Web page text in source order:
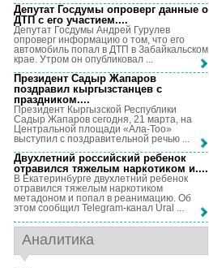
Депутат Госдумы опроверг данные о
ДТП с его участием....
Депутат Госдумы Андрей Гурулев
опроверг информацию о том, что его
автомобиль попал в ДТП в Забайкальском
крае. Утром он опубликовал ...
Президент Садыр Жапаров
поздравил кыргызстанцев с
праздником....
Президент Кыргызской Республики
Садыр Жапаров сегодня, 21 марта, на
Центральной площади «Ала-Тоо»
выступил с поздравительной речью ...
Двухлетний российский ребенок
отравился тяжелым наркотиком и....
В Екатеринбурге двухлетний ребенок
отравился тяжелым наркотиком
метадоном и попал в реанимацию. Об
этом сообщил Telegram-канал Ural ...
Аналитика